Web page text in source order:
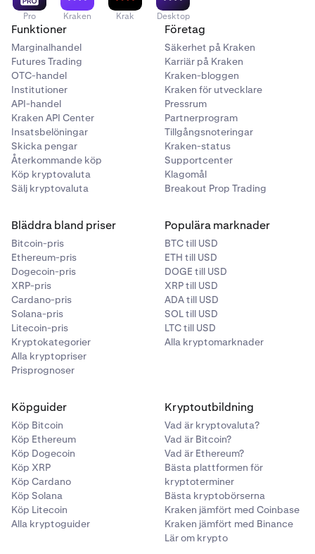
Pro Kraken Krak Desktop
Funktioner
Marginalhandel
Futures Trading
OTC-handel
Institutioner
API-handel
Kraken API Center
Insatsbelöningar
Skicka pengar
Återkommande köp
Köp kryptovaluta
Sälj kryptovaluta
Företag
Säkerhet på Kraken
Karriär på Kraken
Kraken-bloggen
Kraken för utvecklare
Pressrum
Partnerprogram
Tillgångsnoteringar
Kraken-status
Supportcenter
Klagomål
Breakout Prop Trading
Bläddra bland priser
Bitcoin-pris
Ethereum-pris
Dogecoin-pris
XRP-pris
Cardano-pris
Solana-pris
Litecoin-pris
Kryptokategorier
Alla kryptopriser
Prisprognoser
Populära marknader
BTC till USD
ETH till USD
DOGE till USD
XRP till USD
ADA till USD
SOL till USD
LTC till USD
Alla kryptomarknader
Köpguider
Köp Bitcoin
Köp Ethereum
Köp Dogecoin
Köp XRP
Köp Cardano
Köp Solana
Köp Litecoin
Alla kryptoguider
Kryptoutbildning
Vad är kryptovaluta?
Vad är Bitcoin?
Vad är Ethereum?
Bästa plattformen för
kryptoterminer
Bästa kryptobörserna
Kraken jämfört med Coinbase
Kraken jämfört med Binance
Lär om krypto